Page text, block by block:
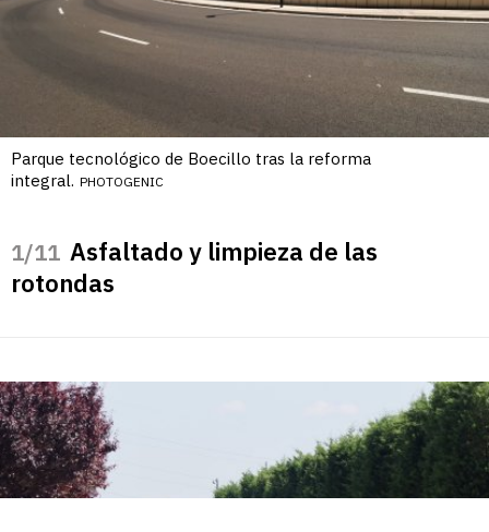
Parque tecnológico de Boecillo tras la reforma
integral. PHOTOGENIC
/11 Asfaltado y limpieza de las
rotondas